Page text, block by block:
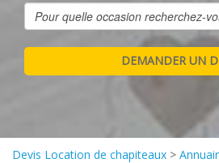
Devis Location de chapiteaux >